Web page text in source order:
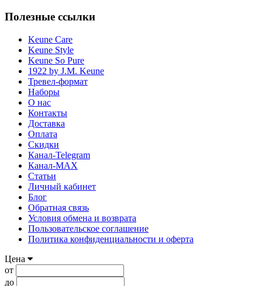
Полезные ссылки
Keune Care
Keune Style
Keune So Pure
1922 by J.M. Keune
Тревел-формат
Наборы
О нас
Контакты
Доставка
Оплата
Скидки
Канал-Telegram
Канал-МAX
Статьи
Личный кабинет
Блог
Обратная связь
Условия обмена и возврата
Пользовательское соглашение
Политика конфиденциальности и оферта
Цена
от
до